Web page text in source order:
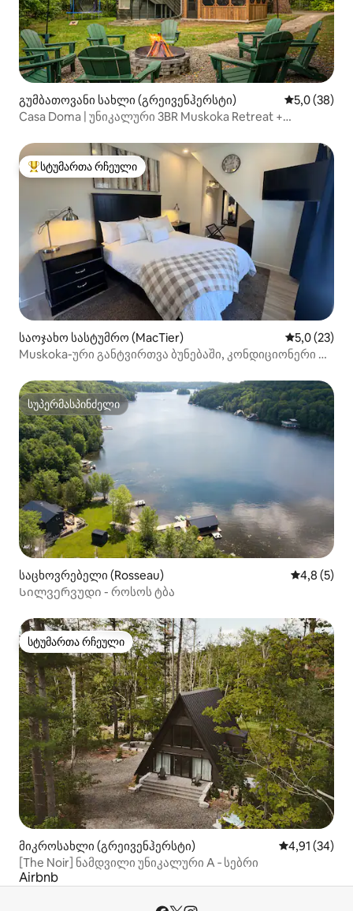
გუმბათოვანი სახლი (გრეივენჰერსტი) საშუალო
5,0 (38)
Casa Doma | უნიკალური 3BR Muskoka Retreat +
სტუმართა რჩეული მოწინავე ვარიანტი
სტუმართა რჩეული
საოჯახო სასტუმრო (MacTier) საშუალო
5,0 (23)
Muskoka-ური განტვირთვა ბუნებაში, კონდიციონერი და
სუპერმასპინძელი
სუპერმასპინძელი
საცხოვრებელი (Rosseau) საშუალო
4,8 (5)
Სილვერვუდი - როსოს ტბა
სტუმართა რჩეული
სტუმართა რჩეული
მიკროსახლი (გრეივენჰერსტი) საშუალო
4,91 (34)
[The Noir] ნამდვილი უნიკალური A ‑ სებრი
Airbnb